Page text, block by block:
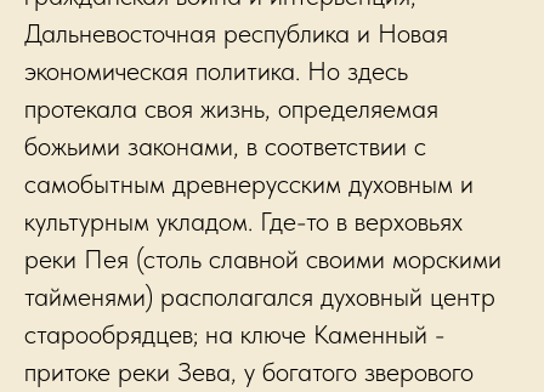
Дальневосточная республика и Новая
экономическая политика. Но здесь
протекала своя жизнь, определяемая
божьими законами, в соответствии с
самобытным древнерусским духовным и
культурным укладом. Где-то в верховьях
реки Пея (столь славной своими морскими
тайменями) располагался духовный центр
старообрядцев; на ключе Каменный -
притоке реки Зева, у богатого зверового